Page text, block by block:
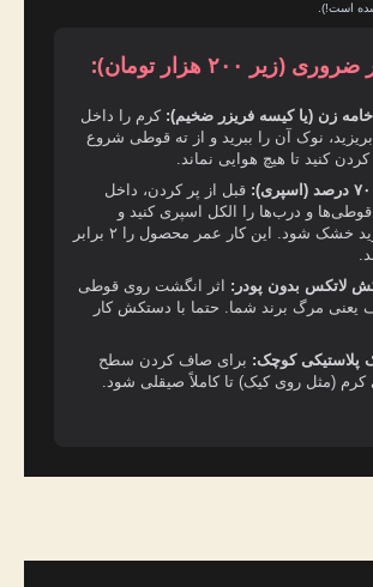
است!).
۲۰۰ هزار تومان):
زن (یا کیسه فریزر ضخیم): کرم را داخل
نوک آن را ببرید و از ته قوطی شروع
کردن کنید تا هیچ هوایی نماند.
قبل از پر کردن، داخل
قوطی‌ها و درب‌ها را الکل اسپری کنید و
بگذارید خشک شود. این کار عمر محصول را ۲ برابر
لاتکس بدون پودر: اثر انگشت روی قوطی
یعنی مرگ برند شما. حتما با دستکش کار
پلاستیکی کوچک: برای صاف کردن سطح
کرم (مثل روی کیک) تا کاملاً صیقلی شود.